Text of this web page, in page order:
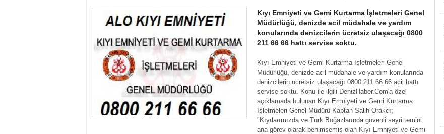
Kıyı Emniyeti ve Gemi Kurtarma İşletmeleri Genel
Müdürlüğü, denizde acil müdahale ve yardım
konularında denizcilerin ücretsiz ulaşacağı 0800
211 66 66 hattı servise soktu.
Kıyı Emniyeti ve Gemi Kurtarma İşletmeleri Genel
Müdürlüğü, denizde acil müdahale ve yardım konularında
denizcilerin ücretsiz ulaşacağı 0800 211 66 66 acil hattı
servise soktu. Konu ile ilgili DenizHaber.Com'a özel
açıklamada bulunan Kıyı Emniyeti ve Gemi Kurtarma
İşletmeleri Genel Müdürü Kaptan Salih Orakcı;
"Kıyılarımızda ve Türk Boğazlarında güvenli seyri temini
ana görev olarak benimsemiş olan Kıyı Emniyeti ve Gemi